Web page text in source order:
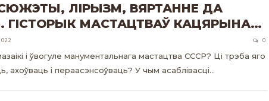
ЛІРЫЗМ, ВЯРТАННЕ ДА
ГІСТОРЫК МАСТАЦТВАЎ КАЦЯРЫНА…
0
і ўвогуле манументальнага мастацтва СССР? Ці трэба яго
ахоўваць і пераасэнсоўваць? У чым асаблівасці…